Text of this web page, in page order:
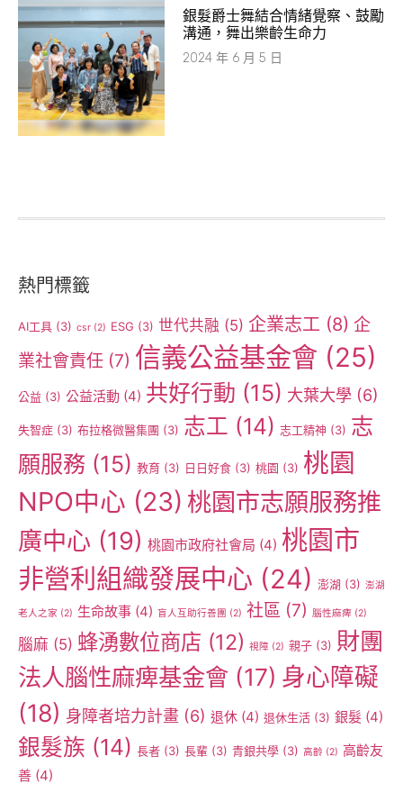
銀髮爵士舞結合情緒覺察、鼓勵
溝通，舞出樂齡生命力
2024 年 6 月 5 日
熱門標籤
AI工具 (3) csr (2) ESG (3) 世代共融 (5) 企業志工 (8) 企
業社會責任 (7) 信義公益基金會 (25)
公益 (3) 公益活動 (4) 共好行動 (15) 大葉大學 (6)
失智症 (3) 布拉格微醫集團 (3) 志工 (14) 志工精神 (3) 志
願服務 (15) 教育 (3) 日日好食 (3) 桃園 (3) 桃園
NPO中心 (23) 桃園市志願服務推
廣中心 (19) 桃園市政府社會局 (4) 桃園市
非營利組織發展中心 (24) 澎湖 (3) 澎湖
老人之家 (2) 生命故事 (4) 盲人互助行善團 (2) 社區 (7) 腦性麻痺 (2)
腦麻 (5) 蜂湧數位商店 (12) 視障 (2) 親子 (3) 財團
法人腦性麻痺基金會 (17) 身心障礙
(18) 身障者培力計畫 (6) 退休 (4) 退休生活 (3) 銀髮 (4)
銀髮族 (14) 長者 (3) 長輩 (3) 青銀共學 (3) 高齡 (2) 高齡友
善 (4)